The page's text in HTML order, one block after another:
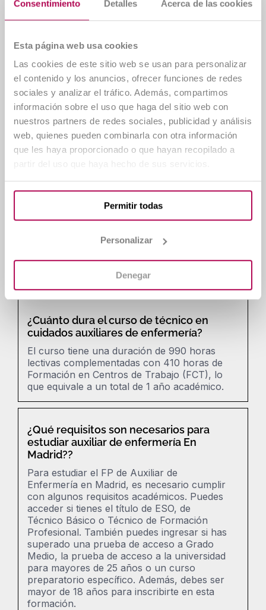
Consentimiento Detalles Acerca de las cookies
Esta página web usa cookies
Las cookies de este sitio web se usan para personalizar
el contenido y los anuncios, ofrecer funciones de redes
sociales y analizar el tráfico. Además, compartimos
información sobre el uso que haga del sitio web con
nuestros partners de redes sociales, publicidad y análisis
web, quienes pueden combinarla con otra información
que les haya proporcionado o que hayan recopilado a
Permitir todas
Personalizar
Denegar
profesionales del sector para facilitar tu
plazos establecidos y completar las
prácticas en centros sanitarios para
obtener tu titulación.
¿Cómo se realizan los exámenes en el
FP de auxiliar de enfermería en Madrid?
En el FP de Auxiliar de Enfermería a
distancia, los exámenes son presenciales y
Linkia FP, ubicadas en diversas ciudades de
España como Alicante, Barcelona, Bilbao,
Cáceres, Ciudad Real, Gerona, Granada, La
Coruña, León, Madrid, Málaga, Murcia,
Tarragona, Tenerife, Valencia o Zaragoza.
cercanas para realizar tus evaluaciones de
forma cómoda y organizada.
¿Cuánto dura el curso de técnico en
cuidados auxiliares de enfermería?
El curso tiene una duración de 990 horas
lectivas complementadas con 410 horas de
Formación en Centros de Trabajo (FCT), lo
que equivale a un total de 1 año académico.
¿Qué requisitos son necesarios para
estudiar auxiliar de enfermería En
Madrid??
Para estudiar el FP de Auxiliar de
Enfermería en Madrid, es necesario cumplir
con algunos requisitos académicos. Puedes
acceder si tienes el título de ESO, de
Técnico Básico o Técnico de Formación
Profesional. También puedes ingresar si has
superado una prueba de acceso a Grado
Medio, la prueba de acceso a la universidad
para mayores de 25 años o un curso
preparatorio específico. Además, debes ser
mayor de 18 años para inscribirte en esta
formación.